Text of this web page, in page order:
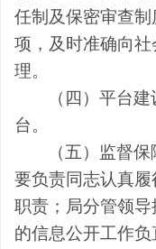
任制及保密审查
项，及时准确向
理。
（四）平台
台。
（五）监督
要负责同志认真
职责；局分管领
的信息公开工作